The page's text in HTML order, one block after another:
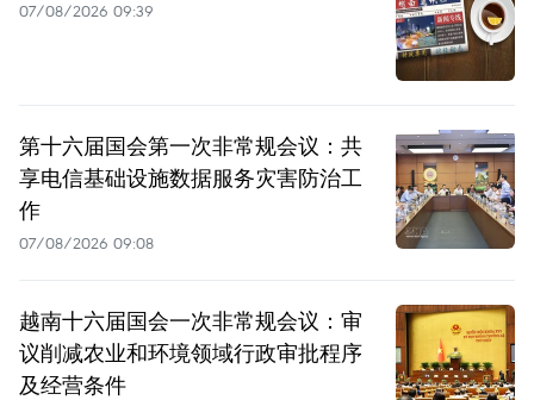
07/08/2026 09:39
第十六届国会第一次非常规会议：共
享电信基础设施数据服务灾害防治工
作
07/08/2026 09:08
越南十六届国会一次非常规会议：审
议削减农业和环境领域行政审批程序
及经营条件